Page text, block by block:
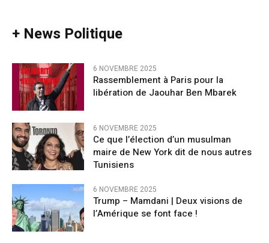
+ News Politique
6 NOVEMBRE 2025
Rassemblement à Paris pour la
libération de Jaouhar Ben Mbarek
6 NOVEMBRE 2025
Ce que l’élection d’un musulman
maire de New York dit de nous autres
Tunisiens
6 NOVEMBRE 2025
Trump – Mamdani | Deux visions de
l’Amérique se font face !